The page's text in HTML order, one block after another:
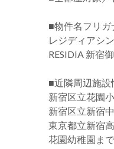
■物件名フリガ
レジディアシ
RESIDIA 新宿
■近隣周辺施設
新宿区立花園
新宿区立新宿
東京都立新宿
花園幼稚園ま